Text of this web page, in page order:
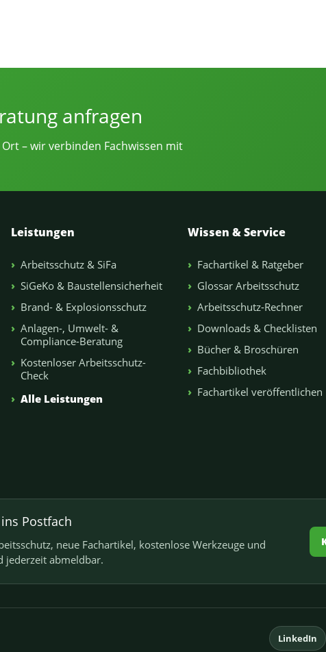
von Sicherheitsingenieur.NRW
anfragen
– wir verbinden Fachwissen mit
Leistungen
Arbeitsschutz & SiFa
SiGeKo & Baustellensicherheit
Brand- & Explosionsschutz
Anlagen-, Umwelt- &
Compliance-Beratung
Kostenloser Arbeitsschutz-
Check
Alle Leistungen
Wissen & Service
Fachartikel & Ratgeber
Glossar Arbeitsschutz
Arbeitsschutz-Rechner
Downloads & Checklisten
Bücher & Broschüren
Fachbibliothek
Fachartikel veröffentlichen
Postfach
neue Fachartikel, kostenlose Werkzeuge und
jederzeit abmeldbar.
LinkedIn